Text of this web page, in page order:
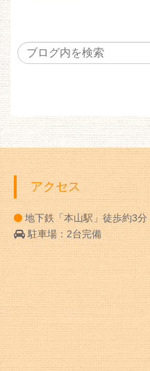
アクセス
地下鉄「本山駅」徒歩約3分
駐車場：2台完備